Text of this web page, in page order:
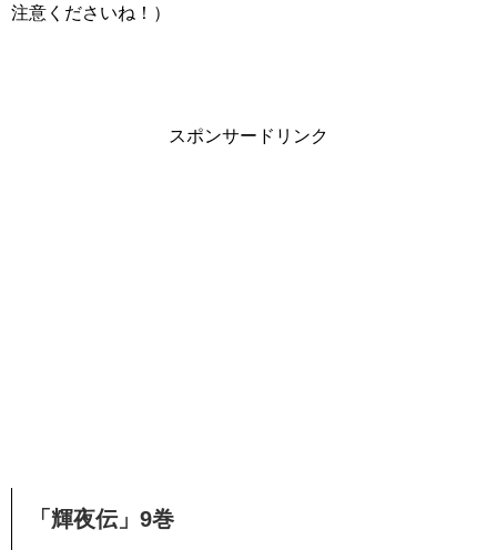
注意くださいね！）
スポンサードリンク
「輝夜伝」9巻